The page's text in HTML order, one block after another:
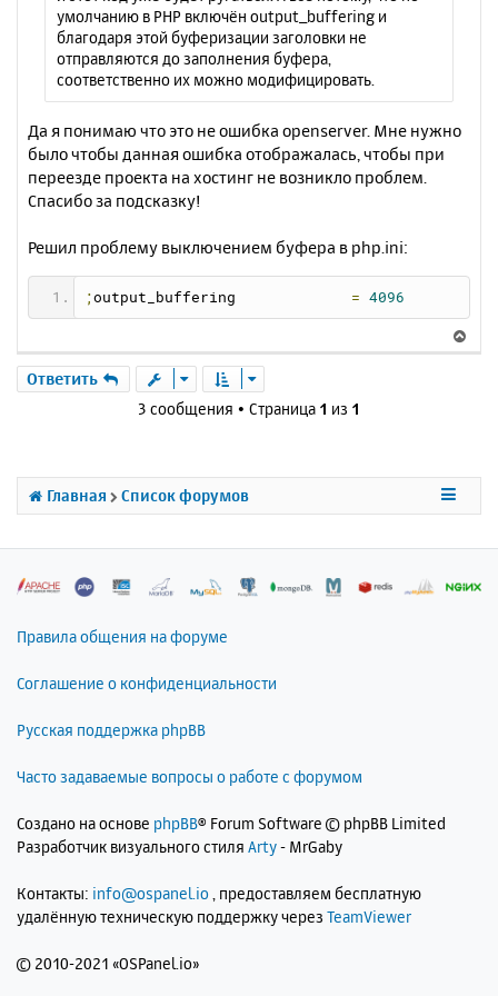
ring123output_buffering123output_buffering
123output_buffering123output_buffering123o
utput_buffering123output_buffering123outpu
t_buffering123output_buffering123output_bu
ffering123output_buffering123output_buffer
ing123output_buffering123output_buffering1
23output_buffering123output_buffering123ou
tput_buffering123output_buffering123output
_buffering123output_buffering123output_buf
fering123output_buffering123output_bufferi
ng123output_buffering123output_buffering12
put_buffering123output_buffering123output_
buffering123output_buffering123output_buff
ering123output_buffering123output_bufferin
g123output_buffering123output_buffering123
ut_buffering123output_buffering123output_b
uffering123output_buffering123output_buffe
ring123output_buffering123output_buffering
123output_buffering123output_buffering123o
utput_buffering123output_buffering123outpu
tput_buffering123output_buffering123output
3output_buffering123output_buffering123out
put_buffering123output_buffering123output_
ering123output_buffering123output_bufferin
ut_buffering123output_buffering123output_b
ring123output_buffering123output_buffering
utput_buffering123output_buffering123outpu
t_buffering123output_buffering123output_bu
ing123output_buffering123output_buffering1
23output_buffering123output_buffering123ou
tput_buffering123output_buffering123output
fering123output_buffering123output_bufferi
ng123output_buffering123output_buffering12
put_buffering123output_buffering123output_
buffering123output_buffering123output_buff
умолчанию в PHP включён output_buffering и
благодаря этой буферизации заголовки не
отправляются до заполнения буфера,
соответственно их можно модифицировать.
Да я понимаю что это не ошибка openserver. Мне нужно
было чтобы данная ошибка отображалась, чтобы при
переезде проекта на хостинг не возникло проблем.
Спасибо за подсказку!
Решил проблему выключением буфера в php.ini:
;output_buffering = 4096
е
с
н
ч
Ответить
3 сообщения • Страница 1 из 1
Главная Список форумов
Правила общения на форуме
Соглашение о конфиденциальности
Русская поддержка phpBB
Часто задаваемые вопросы о работе с форумом
Создано на основе phpBB® Forum Software © phpBB Limited
Разработчик визуального стиля Arty- MrGaby
Контакты: info@ospanel.io , предоставляем бесплатную
удалённую техническую поддержку через TeamViewer
© 2010-2021 «OSPanel.io»